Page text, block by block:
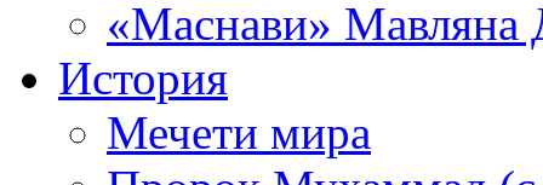
«Маснави» Мавляна
История
Мечети мира